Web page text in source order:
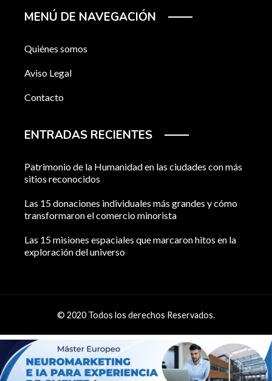
MENÚ DE NAVEGACIÓN
Quiénes somos
Aviso Legal
Contacto
ENTRADAS RECIENTES
Patrimonio de la Humanidad en las ciudades con más
sitios reconocidos
Las 15 donaciones individuales más grandes y cómo
transformaron el comercio minorista
Las 15 misiones espaciales que marcaron hitos en la
exploración del universo
© 2020 Todos los derechos Reservados.